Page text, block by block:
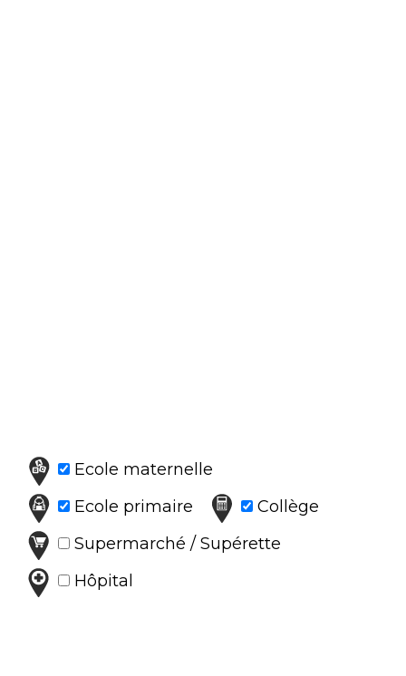
Ecole maternelle
Ecole primaire
Collège
Supermarché / Supérette
Hôpital